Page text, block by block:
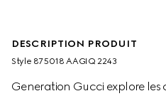
DESCRIPTION PRODUIT
Style ‎875018 AAGIQ 2243
Generation Gucci explore les